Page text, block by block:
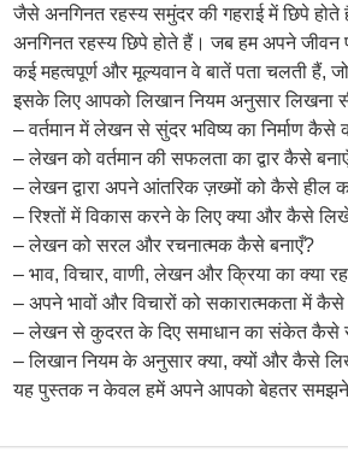
जैसे अनगिनत रहस्य समुंदर की गहराई में छिपे
अनगिनत रहस्य छिपे होते हैं। जब हम अपने
कई महत्वपूर्ण और मूल्यवान वे बातें पता चलती हैं,
इसके लिए आपको लिखान नियम अनुसार लिखना
– वर्तमान में लेखन से सुंदर भविष्य का निर्माण कैसे
– लेखन को वर्तमान की सफलता का द्वार कैसे
– लेखन द्वारा अपने आंतरिक ज़ख्मों को कैसे हील
– रिश्तों में विकास करने के लिए क्या और कैसे
– लेखन को सरल और रचनात्मक कैसे बनाएँ?
– भाव, विचार, वाणी, लेखन और क्रिया का क्या
– अपने भावों और विचारों को सकारात्मकता में कैसे
– लेखन से कुदरत के दिए समाधान का संकेत कैसे
– लिखान नियम के अनुसार क्या, क्यों और कैसे
यह पुस्तक न केवल हमें अपने आपको बेहतर समझने में